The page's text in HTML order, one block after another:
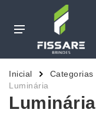
Inicial Categorias
Luminária
Luminária